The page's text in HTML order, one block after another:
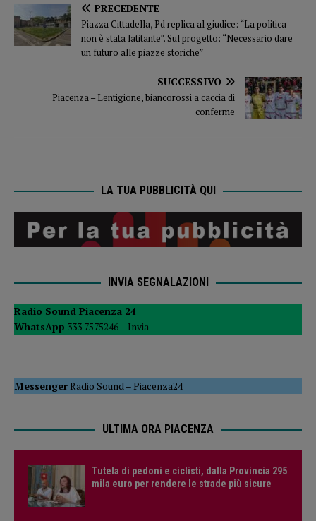
PRECEDENTE
Piazza Cittadella, Pd replica al giudice: “La politica
non è stata latitante”. Sul progetto: “Necessario dare
un futuro alle piazze storiche”
SUCCESSIVO
Piacenza – Lentigione, biancorossi a caccia di
conferme
LA TUA PUBBLICITÀ QUI
INVIA SEGNALAZIONI
Radio Sound Piacenza 24
WhatsApp 333 7575246 – Invia
MessengerRadio Sound–Piacenza24
ULTIMA ORA PIACENZA
Tutela di pedoni e ciclisti, dalla Provincia 295
mila euro per rendere le strade più sicure